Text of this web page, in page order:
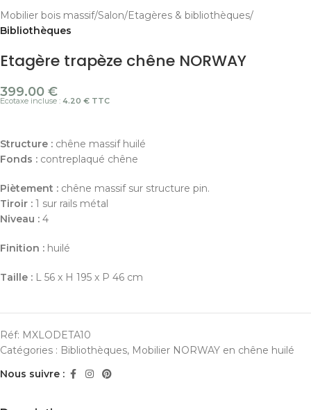
Mobilier bois massif Salon Etagères & bibliothèques
Bibliothèques
Etagère trapèze chêne NORWAY
399.00 €
Ecotaxe incluse : 4.20 € TTC
Structure : chêne massif huilé
Fonds : contreplaqué chêne
Piètement : chêne massif sur structure pin.
Tiroir : 1 sur rails métal
Niveau : 4
Finition : huilé
Taille : L 56 x H 195 x P 46 cm
Réf: MXLODETA10
Catégories : Bibliothèques, Mobilier NORWAY en chêne huilé
Nous suivre :